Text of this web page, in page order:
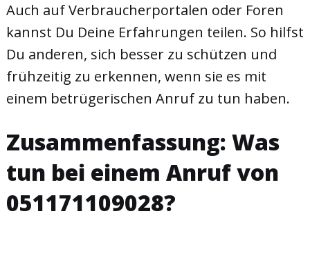
Auch auf Verbraucherportalen oder Foren
kannst Du Deine Erfahrungen teilen. So hilfst
Du anderen, sich besser zu schützen und
frühzeitig zu erkennen, wenn sie es mit
einem betrügerischen Anruf zu tun haben.
Zusammenfassung: Was
tun bei einem Anruf von
051171109028?